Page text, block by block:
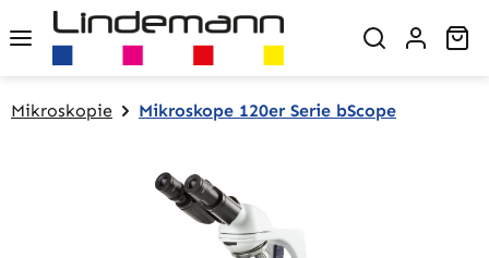
Zum Hauptinhalt springen
Mikroskopie Mikroskope 120er Serie bScope
Bildergalerie überspringen